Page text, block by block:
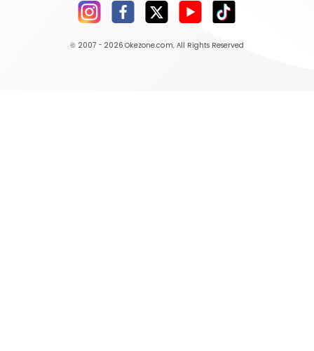
© 2007 - 2026 Okezone.com, All Rights Reserved